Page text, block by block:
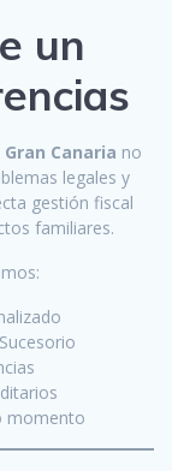
un
Canaria no
legales y
gestión fiscal
familiares.
momento